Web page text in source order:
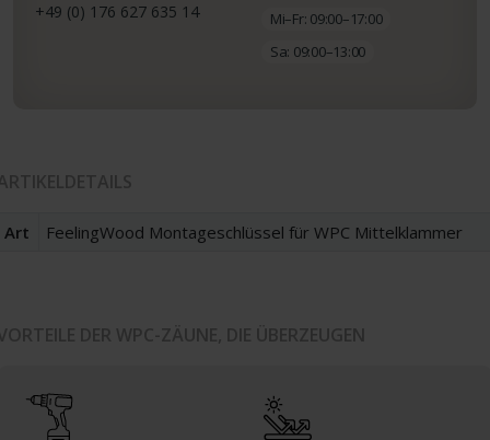
Art FeelingWood Montageschlüssel für WPC Mittelklammer
+49 (0) 176 627 635 14
Mi–Fr: 09:00–17:00
Sa: 09:00–13:00